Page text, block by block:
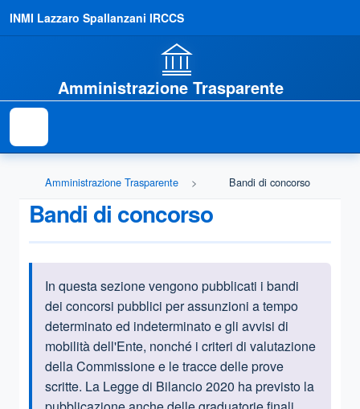
INMI Lazzaro Spallanzani IRCCS
Amministrazione Trasparente
Amministrazione Trasparente Bandi di concorso
Bandi di concorso
Informazioni introduttive
In questa sezione vengono pubblicati i bandi
dei concorsi pubblici per assunzioni a tempo
determinato ed indeterminato e gli avvisi di
mobilità dell'Ente, nonché i criteri di valutazione
della Commissione e le tracce delle prove
scritte. La Legge di Bilancio 2020 ha previsto la